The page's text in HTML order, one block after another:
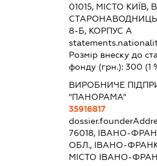
01015, МІСТО КИЇВ,
8-Б, КОРПУС А
Розмір внеску до
фонду (грн.):300 (1
ВИРОБНИЧЕ
"ПАНОРАМА"
35916817
76018, ІВАНО-
ОБЛ., ІВАНО-
МІСТО ІВАНО-